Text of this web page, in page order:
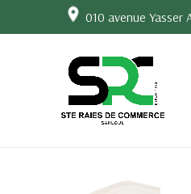
010 avenue Yasser